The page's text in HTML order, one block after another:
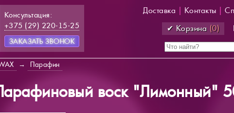
Консультация:
+375 (29) 220-15-25
ЗАКАЗАТЬ ЗВОНОК
Доставка Контакты
✔ Корзина (0)
→ Парафин
воск "Лимонный"